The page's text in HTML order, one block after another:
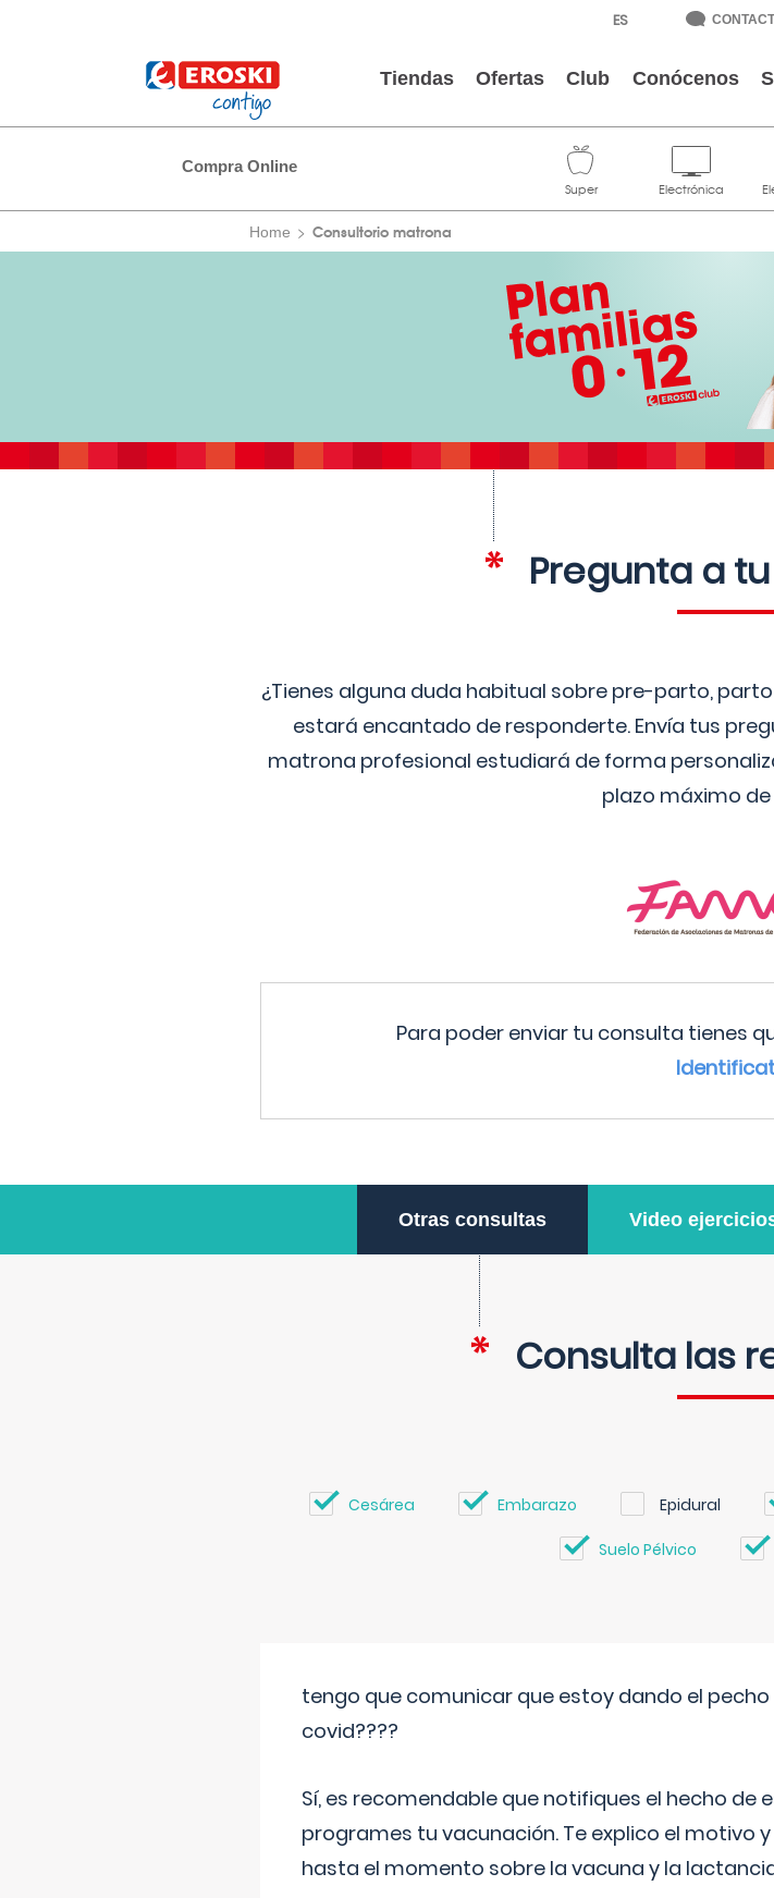
Tiendas Ofertas Club Conócenos
Compra Online
Home Consultorio matrona
Pregunta a
¿Tienes alguna duda habitual sobre pre-parto,
estará encantado de responderte. Envía tus
matrona profesional estudiará de forma
plazo máximo de
Para poder enviar tu consulta tienes
Otras consultas Video
Consulta las
Cesárea Embarazo Epidural
Suelo Pélvico
tengo que comunicar que estoy dando el
covid????
Sí, es recomendable que notifiques el hecho
programes tu vacunación. Te explico el motivo
hasta el momento sobre la vacuna y la